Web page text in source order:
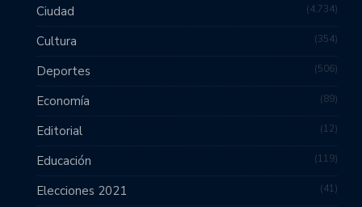
Ciudad 4,734
Cultura 354
Deportes 506
Economía 89
Editorial 12
Educación 119
Elecciones 2021 41